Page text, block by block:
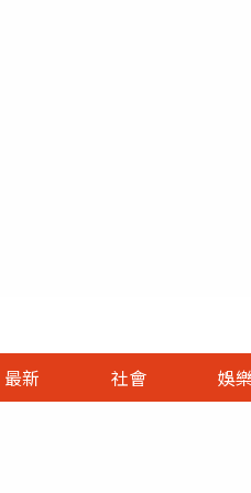
最新 社會 娛樂
娛樂首頁
即時
財經首頁
熱線
政